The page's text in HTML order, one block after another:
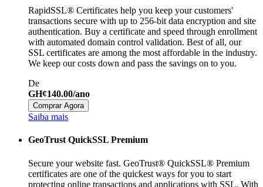
RapidSSL® Certificates help you keep your customers'
transactions secure with up to 256-bit data encryption and site
authentication. Buy a certificate and speed through enrollment
with automated domain control validation. Best of all, our
SSL certificates are among the most affordable in the industry.
We keep our costs down and pass the savings on to you.
De
GH¢140.00/ano
Comprar Agora
Saiba mais
GeoTrust QuickSSL Premium
Secure your website fast. GeoTrust® QuickSSL® Premium
certificates are one of the quickest ways for you to start
protecting online transactions and applications with SSL. With